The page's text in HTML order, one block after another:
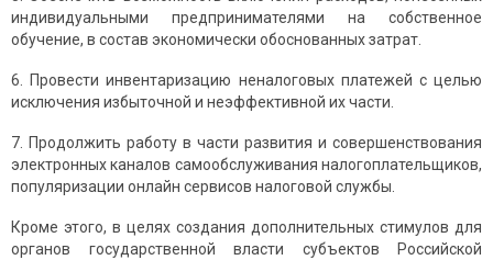
индивидуальными предпринимателями на собственное
обучение, в состав экономически обоснованных затрат.
6. Провести инвентаризацию неналоговых платежей с целью
исключения избыточной и неэффективной их части.
7. Продолжить работу в части развития и совершенствования
электронных каналов самообслуживания налогоплательщиков,
популяризации онлайн сервисов налоговой службы.
Кроме этого, в целях создания дополнительных стимулов для
органов государственной власти субъектов Российской